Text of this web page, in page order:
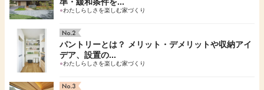
●わたしらしさを楽しむ家づくり
パントリーとは？ メリット・デメリットや収納アイ
デア、設置の...
●わたしらしさを楽しむ家づくり